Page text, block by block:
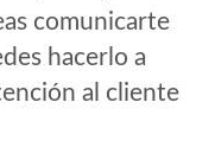
comunicarte
hacerlo a
al cliente